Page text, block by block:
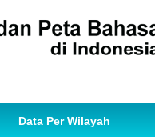
Data Per Wilayah